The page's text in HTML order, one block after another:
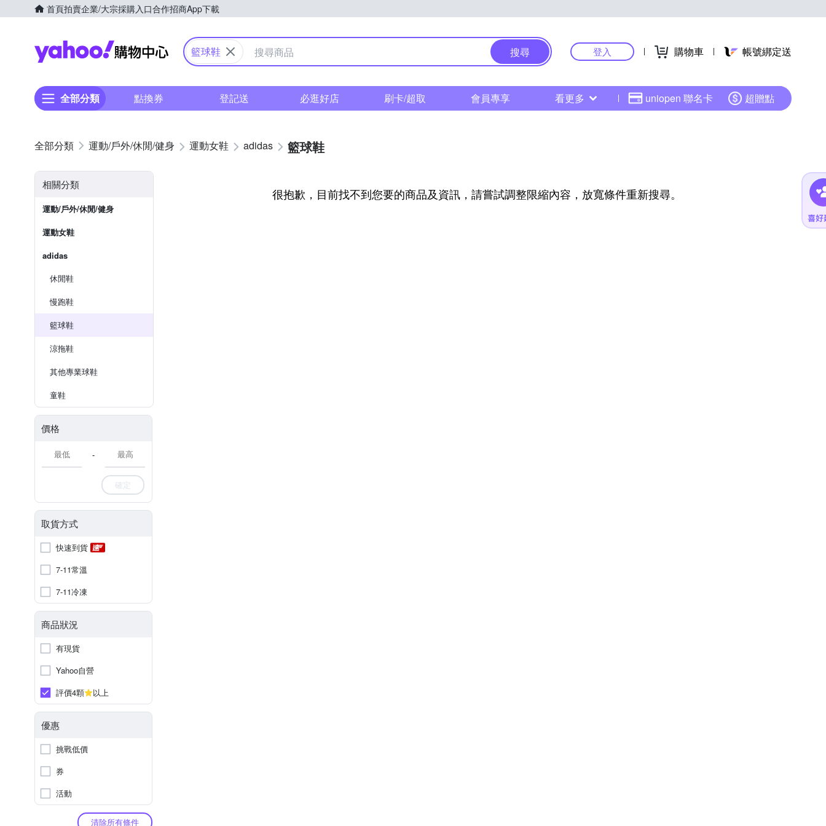
首頁拍賣企業/大宗採購入口合作招商App下載
Yahoo購物中心
籃球鞋 搜尋 登入 購物車 帳號綁定送
全部分類 點換券 登記送 必逛好店 刷卡/超取 會員專享 看更多 uniopen 聯名卡 超贈點
運動/戶外/休閒/健身 運動女鞋 adidas 籃球鞋
相關分類
運動/戶外/休閒/健身
運動女鞋
adidas
休閒鞋
慢跑鞋
籃球鞋
涼拖鞋
其他專業球鞋
童鞋
價格
-
確定
取貨方式
快速到貨
7-11常溫
7-11冷凍
商品狀況
有現貨
Yahoo自營
評價4顆
以上
優惠
挑戰低價
券
活動
清除所有條件
很抱歉，目前找不到您要的商品及資訊，請嘗試調整限縮內容，放寬條件重新搜尋。